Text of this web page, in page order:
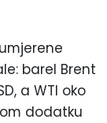
barel Brent
a WTI oko
dodatku